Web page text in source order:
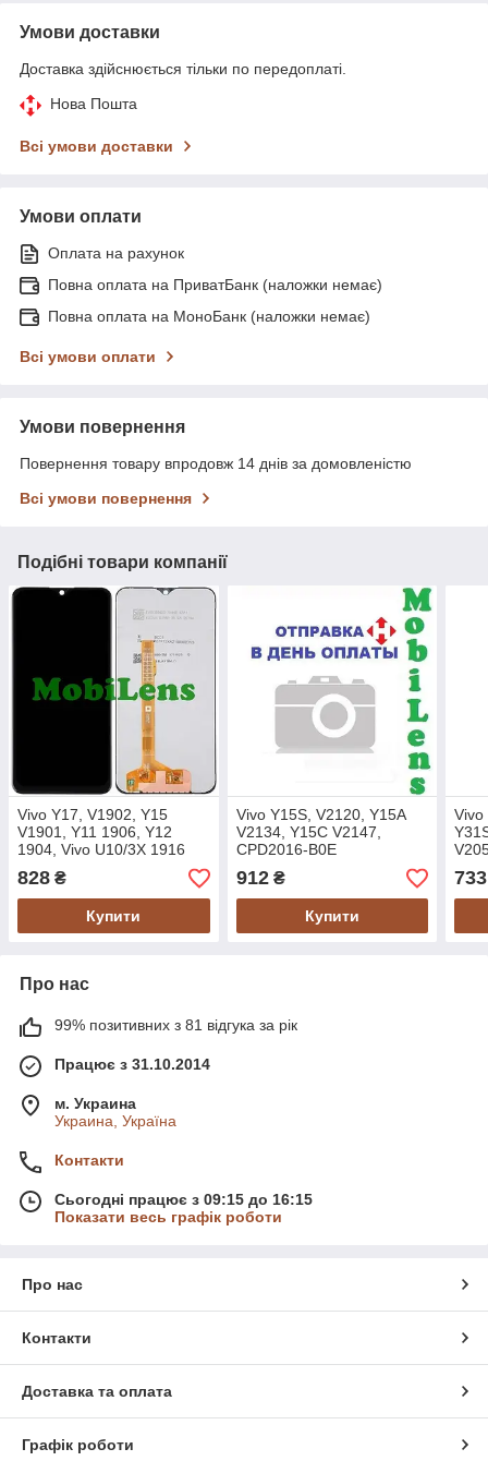
Умови доставки
Доставка здійснюється тільки по передоплаті.
Нова Пошта
Всі умови доставки
Умови оплати
Оплата на рахунок
Повна оплата на ПриватБанк (наложки немає)
Повна оплата на МоноБанк (наложки немає)
Всі умови оплати
Умови повернення
Повернення товару впродовж 14 днів за домовленістю
Всі умови повернення
Подібні товари компанії
Vivo Y17, V1902, Y15
V1901, Y11 1906, Y12
1904, Vivo U10/3X 1916
Дисплей+тачскрин черный
Original *PRC
828 ₴
Купити
Vivo Y15S, V2120, Y15A
V2134, Y15C V2147,
CPD2016-B0E
Дисплей+тачскрин(модуль)
черный Original *PRC
912₴
Купити
Vivo
733
Про нас
99% позитивних з 81 відгука за рік
Працює з 31.10.2014
м. Украина
Украина, Україна
Контакти
Сьогодні працює з 09:15 до 16:15
Показати весь графік роботи
Про нас
Контакти
Доставка та оплата
Графік роботи